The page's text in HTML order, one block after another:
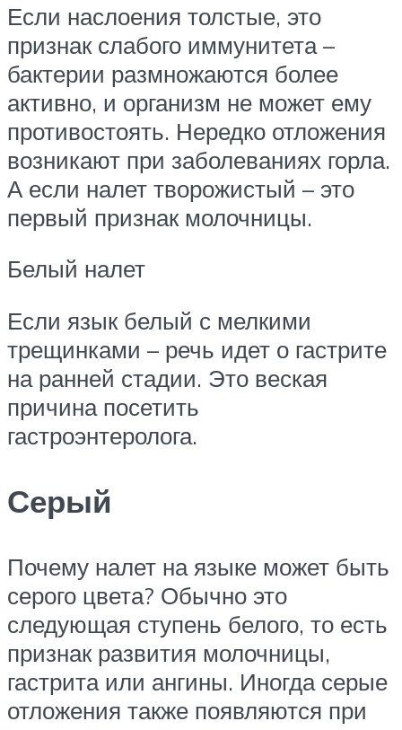
Если наслоения толстые, это
признак слабого иммунитета –
бактерии размножаются более
активно, и организм не может ему
противостоять. Нередко отложения
возникают при заболеваниях горла.
А если налет творожистый – это
первый признак молочницы.
Белый налет
Если язык белый с мелкими
трещинками – речь идет о гастрите
на ранней стадии. Это веская
причина посетить
гастроэнтеролога.
Серый
Почему налет на языке может быть
серого цвета? Обычно это
следующая ступень белого, то есть
признак развития молочницы,
гастрита или ангины. Иногда серые
отложения также появляются при